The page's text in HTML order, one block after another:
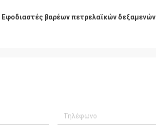
Εφοδιαστές βαρέων πετρελαϊκών δεξαμενών